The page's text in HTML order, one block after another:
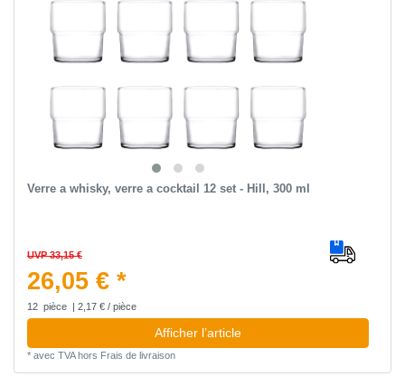
Verre a whisky, verre a cocktail 12 set - Hill, 300 ml
UVP 33,15 €
26,05 € *
12 pièce | 2,17 € / pièce
Afficher l’article
* avec TVAhors Frais de livraison